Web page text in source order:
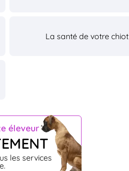
éleveur
les services
La santé de votre chiot